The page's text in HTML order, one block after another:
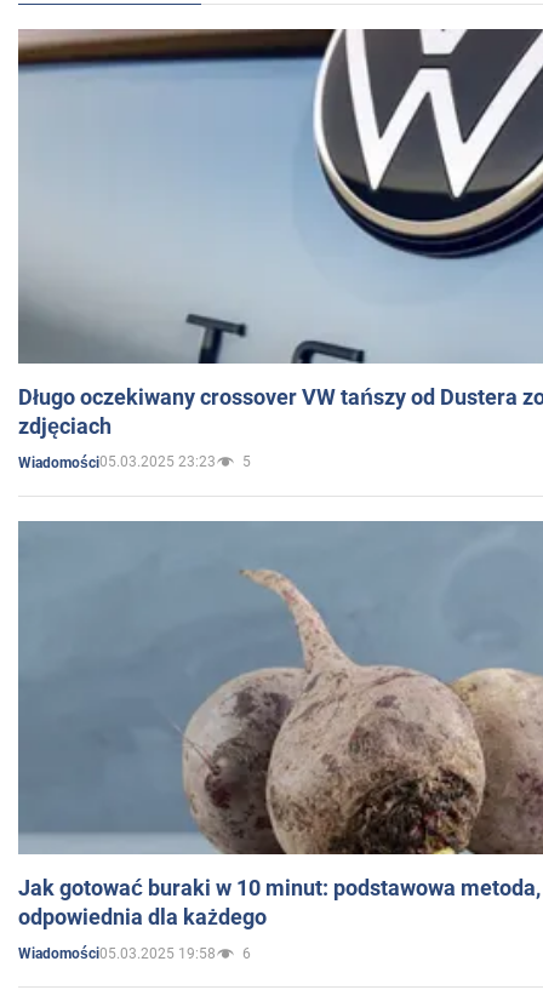
Długo oczekiwany crossover VW tańszy od Dustera
zdjęciach
Wiadomości05.03.2025 23:23 5
Jak gotować buraki w 10 minut: podstawowa
odpowiednia dla każdego
Wiadomości05.03.2025 19:58 6